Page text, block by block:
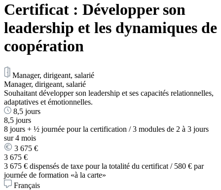
Certificat : Développer son
leadership et les dynamiques de
coopération
Manager, dirigeant, salarié
Manager, dirigeant, salarié
Souhaitant développer son leadership et ses capacités relationnelles,
adaptatives et émotionnelles.
8,5 jours
8,5 jours
8 jours + ½ journée pour la certification / 3 modules de 2 à 3 jours
sur 4 mois
3 675 €
3 675 €
3 675 € dispensés de taxe pour la totalité du certificat / 580 € par
journée de formation «à la carte»
Français